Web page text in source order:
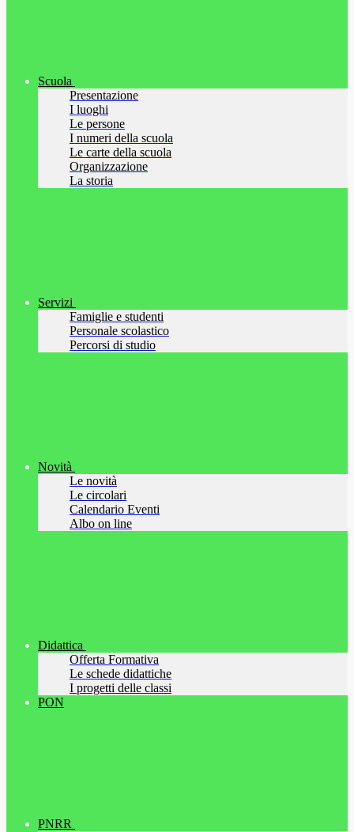
Scuola
Presentazione
I luoghi
Le persone
I numeri della scuola
Le carte della scuola
Organizzazione
La storia
Servizi
Famiglie e studenti
Personale scolastico
Percorsi di studio
Novità
Le novità
Le circolari
Calendario Eventi
Albo on line
Didattica
Offerta Formativa
Le schede didattiche
I progetti delle classi
PON
PNRR